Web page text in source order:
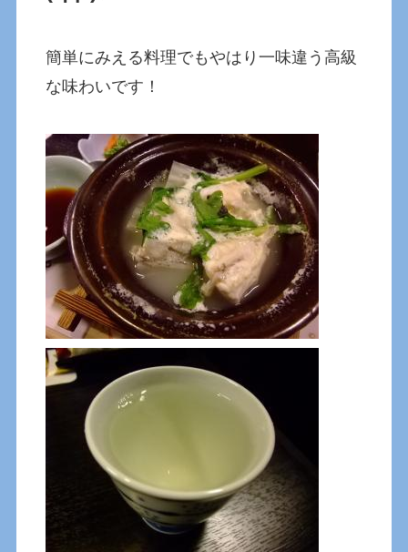
簡単にみえる料理でもやはり一味違う高級
な味わいです！